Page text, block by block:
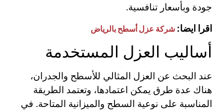
جودة وبأسعار تنافسية.
اقرا ايضا: شركة عزل أسطح بالرياض
أساليب العزل المستخدمة
عند البحث عن العزل المثالي للأسطح والجدران،
هناك عدة طرق يمكن اعتمادها، وتعتمد الطريقة
المناسبة على نوعية السطح والميزانية المتاحة. في